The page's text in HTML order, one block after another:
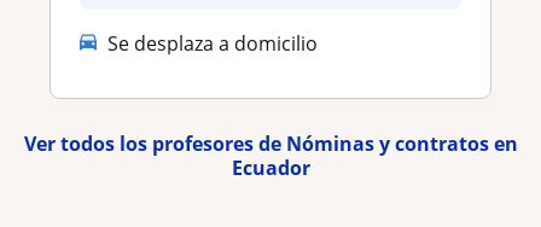
Se desplaza a domicilio
Ver todos los profesores de Nóminas y contratos en
Ecuador